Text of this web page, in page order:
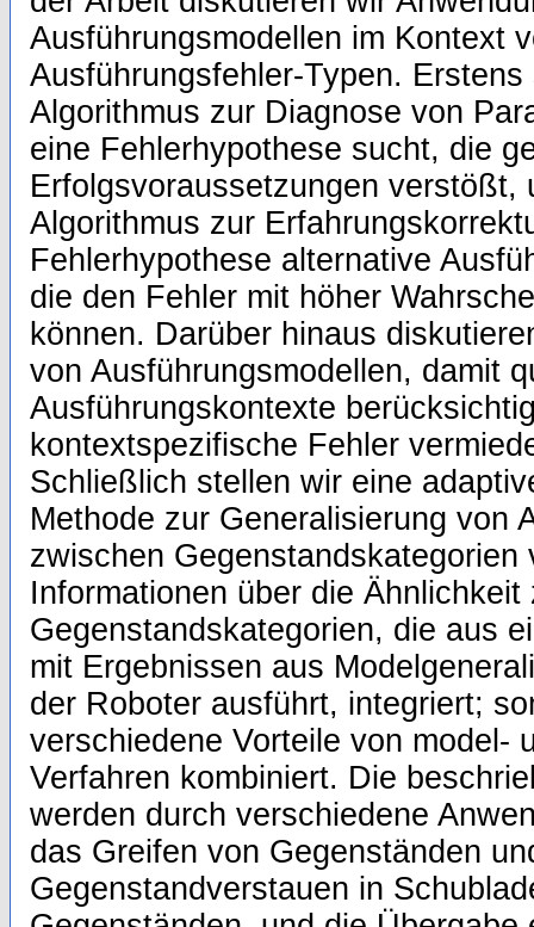
Ausführungsmodellen im Kontext
Ausführungsfehler-Typen.
Algorithmus zur Diagnose von
eine Fehlerhypothese sucht, die
Erfolgsvoraussetzungen verstößt,
Algorithmus zur
Fehlerhypothese alternative
die den Fehler mit höher
können. Darüber hinaus
von Ausführungsmodellen, damit
Ausführungskontexte
kontextspezifische Fehler
Schließlich stellen wir eine
Methode zur Generalisierung von
zwischen Gegenstandskategorien
Informationen über die Ähnlichkeit
Gegenstandskategorien, die aus
mit Ergebnissen aus
der Roboter ausführt, integriert;
verschiedene Vorteile von model-
Verfahren kombiniert. Die
werden durch verschiedene
das Greifen von Gegenständen
Gegenstandverstauen in